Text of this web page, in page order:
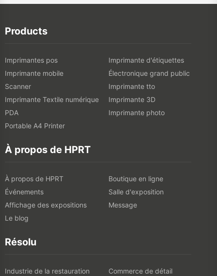
Products
Imprimantes pos
Imprimante d'étiquettes
Imprimante mobile
Électronique grand public
Scanner
Imprimante tto
Imprimante Textile numérique
Imprimante 3D
PDA
Imprimante photo
Portable A4 Printer
À propos de HPRT
À propos de HPRT
Boutique en ligne
Événements
Salle d'exposition
Affichage des expositions
Message
Le blog
Résolu
Industrie de la restauration
Commerce de détail